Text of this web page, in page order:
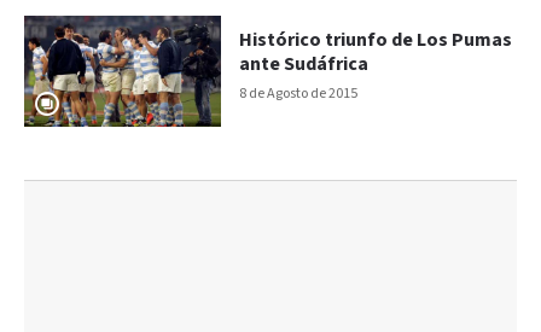
8 de Agosto de 2015
Histórico triunfo de Los Pumas
ante Sudáfrica